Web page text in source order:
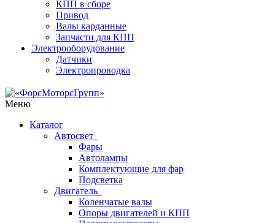
КПП в сборе
Привод
Валы карданные
Запчасти для КПП
Электрооборудование
Датчики
Электропроводка
Меню
Каталог
Автосвет
Фары
Автолампы
Комплектующие для фар
Подсветка
Двигатель
Коленчатые валы
Опоры двигателей и КПП